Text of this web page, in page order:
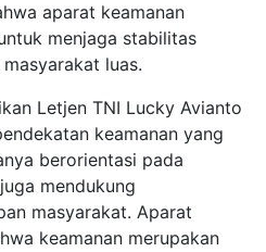
aparat keamanan
menjaga stabilitas
luas.
Letjen TNI Lucky Avianto
keamanan yang
berorientasi pada
mendukung
masyarakat. Aparat
keamanan merupakan